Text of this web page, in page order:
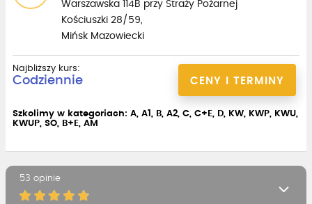
Warszawska 114B przy Straży Pożarnej
Kościuszki 28/59,
Mińsk Mazowiecki
CENY I TERMINY
Najbliższy kurs:
Codziennie
Szkolimy w kategoriach: A, A1, B, A2, C, C+E, D, KW, KWP, KWU,
KWUP, SO, B+E, AM
53 opinie